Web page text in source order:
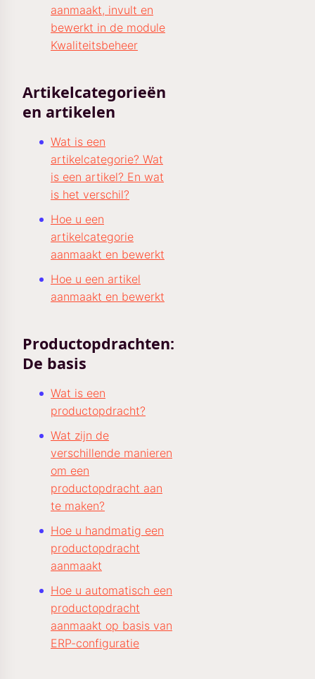
aanmaakt, invult en
bewerkt in de module
Kwaliteitsbeheer
Artikelcategorieën
en artikelen
Wat is een
artikelcategorie? Wat
is een artikel? En wat
is het verschil?
Hoe u een
artikelcategorie
aanmaakt en bewerkt
Hoe u een artikel
aanmaakt en bewerkt
Productopdrachten:
De basis
Wat is een
productopdracht?
Wat zijn de
verschillende manieren
om een
productopdracht aan
te maken?
Hoe u handmatig een
productopdracht
aanmaakt
Hoe u automatisch een
productopdracht
aanmaakt op basis van
ERP-configuratie